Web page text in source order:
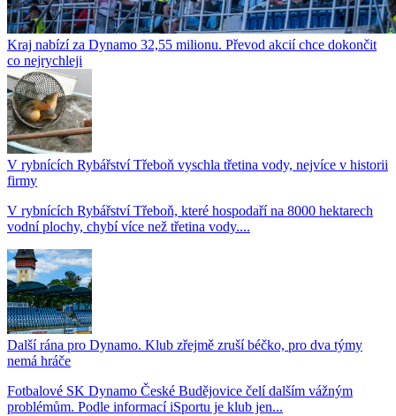
Kraj nabízí za Dynamo 32,55 milionu. Převod akcií chce dokončit
co nejrychleji
V rybnících Rybářství Třeboň vyschla třetina vody, nejvíce v historii
firmy
V rybnících Rybářství Třeboň, které hospodaří na 8000 hektarech
vodní plochy, chybí více než třetina vody....
Další rána pro Dynamo. Klub zřejmě zruší béčko, pro dva týmy
nemá hráče
Fotbalové SK Dynamo České Budějovice čelí dalším vážným
problémům. Podle informací iSportu je klub jen...